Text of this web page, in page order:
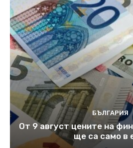
БЪЛГАРИЯ
От 9 август цените на
ще са само в